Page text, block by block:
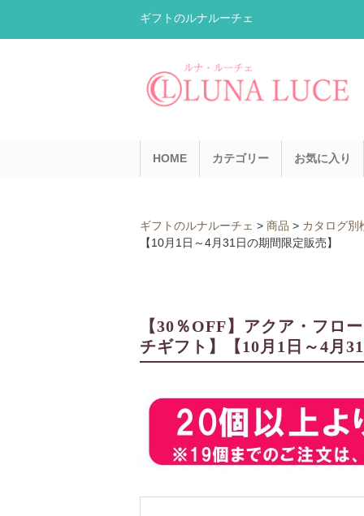
ギフトのルナルーチェ
HOME カテゴリー お気に入り
ギフトのルナルーチェ > 商品 > カタログ別
【10月1日～4月31日の期間限定販売】
【30％OFF】アクア・フロ
チギフト】【10月1日～4月